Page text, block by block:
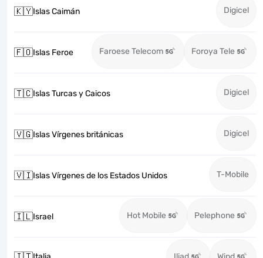
🇰🇾Islas Caimán Digicel
🇫🇴Islas Feroe Faroese Telecom Foroya Tele
🇹🇨Islas Turcas y Caicos Digicel
🇻🇬Islas Vírgenes británicas Digicel
🇻🇮Islas Vírgenes de los Estados Unidos T-Mobile
🇮🇱Israel Hot Mobile Pelephone